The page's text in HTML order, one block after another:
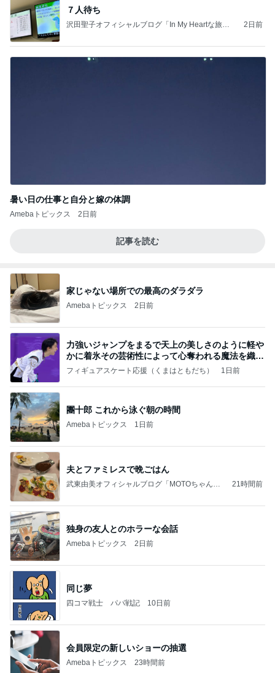
７人待ち
沢田聖子オフィシャルブログ「In My Heartな旅日
2日前
暑い日の仕事と自分と嫁の体調
Amebaトピックス 2日前
記事を読む
家じゃない場所での最高のダラダラ
Amebaトピックス 2日前
力強いジャンプをまるで天上の美しさのように軽や
かに着氷その芸術性によって心奪われる魔法を織り
なす
フィギュアスケート応援（くまはともだち） 1日前
團十郎 これから泳ぐ朝の時間
Amebaトピックス 1日前
夫とファミレスで晩ごはん
武東由美オフィシャルブログ「MOTOちゃんと
21時間前
独身の友人とのホラーな会話
Amebaトピックス 2日前
同じ夢
四コマ戦士 パパ戦記 10日前
会員限定の新しいショーの抽選
Amebaトピックス 23時間前